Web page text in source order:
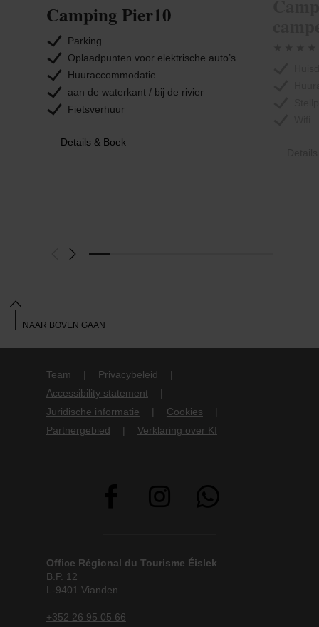
Camping Pier10
Parking
Oplaadpunten voor elektrische auto’s
Huuraccommodatie
aan de waterkant / bij de rivier
Fietsverhuur
Details & Boek
Team
Privacybeleid
Accessibility statement
Juridische informatie
Cookies
Partnergebied
Verklaring over KI
Office Régional du Tourisme Éislek
B.P. 12
L-9401 Vianden
+352 26 95 05 66
NAAR BOVEN GAAN